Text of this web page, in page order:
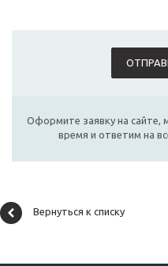
Оформите заявку на сайте,
время и ответим на
Вернуться к списку